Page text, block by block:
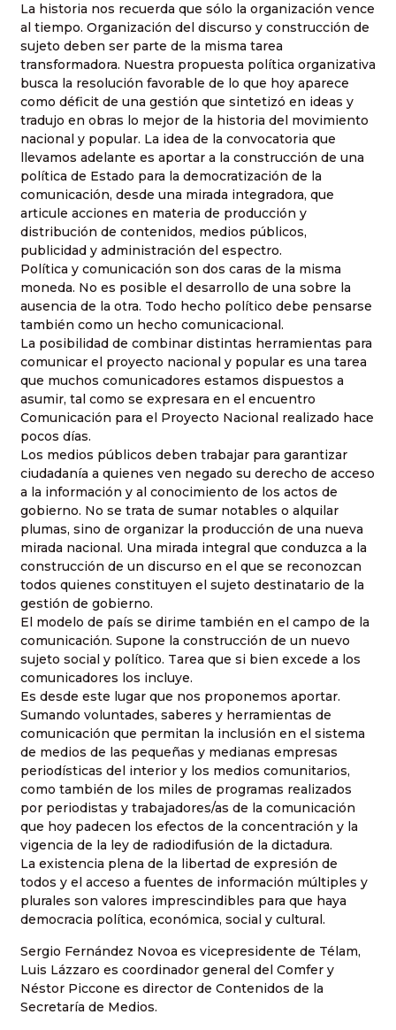
La historia nos recuerda que sólo la organización vence
al tiempo. Organización del discurso y construcción de
sujeto deben ser parte de la misma tarea
transformadora. Nuestra propuesta política organizativa
busca la resolución favorable de lo que hoy aparece
como déficit de una gestión que sintetizó en ideas y
tradujo en obras lo mejor de la historia del movimiento
nacional y popular. La idea de la convocatoria que
llevamos adelante es aportar a la construcción de una
política de Estado para la democratización de la
comunicación, desde una mirada integradora, que
articule acciones en materia de producción y
distribución de contenidos, medios públicos,
publicidad y administración del espectro.
Política y comunicación son dos caras de la misma
moneda. No es posible el desarrollo de una sobre la
ausencia de la otra. Todo hecho político debe pensarse
también como un hecho comunicacional.
La posibilidad de combinar distintas herramientas para
comunicar el proyecto nacional y popular es una tarea
que muchos comunicadores estamos dispuestos a
asumir, tal como se expresara en el encuentro
Comunicación para el Proyecto Nacional realizado hace
pocos días.
Los medios públicos deben trabajar para garantizar
ciudadanía a quienes ven negado su derecho de acceso
a la información y al conocimiento de los actos de
gobierno. No se trata de sumar notables o alquilar
plumas, sino de organizar la producción de una nueva
mirada nacional. Una mirada integral que conduzca a la
construcción de un discurso en el que se reconozcan
todos quienes constituyen el sujeto destinatario de la
gestión de gobierno.
El modelo de país se dirime también en el campo de la
comunicación. Supone la construcción de un nuevo
sujeto social y político. Tarea que si bien excede a los
comunicadores los incluye.
Es desde este lugar que nos proponemos aportar.
Sumando voluntades, saberes y herramientas de
comunicación que permitan la inclusión en el sistema
de medios de las pequeñas y medianas empresas
periodísticas del interior y los medios comunitarios,
como también de los miles de programas realizados
por periodistas y trabajadores/as de la comunicación
que hoy padecen los efectos de la concentración y la
vigencia de la ley de radiodifusión de la dictadura.
La existencia plena de la libertad de expresión de
todos y el acceso a fuentes de información múltiples y
plurales son valores imprescindibles para que haya
democracia política, económica, social y cultural.
Sergio Fernández Novoa es vicepresidente de Télam,
Luis Lázzaro es coordinador general del Comfer y
Néstor Piccone es director de Contenidos de la
Secretaría de Medios.